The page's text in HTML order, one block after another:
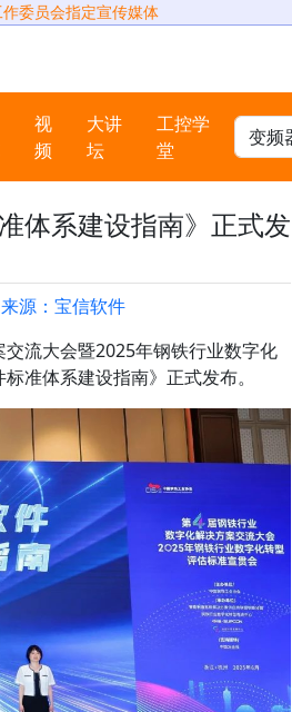
委员会指定宣传媒体
视
频
大讲
坛
工控学
堂
体系建设指南》正式发
来源：宝信软件
流大会暨2025年钢铁行业数字化
准体系建设指南》正式发布。